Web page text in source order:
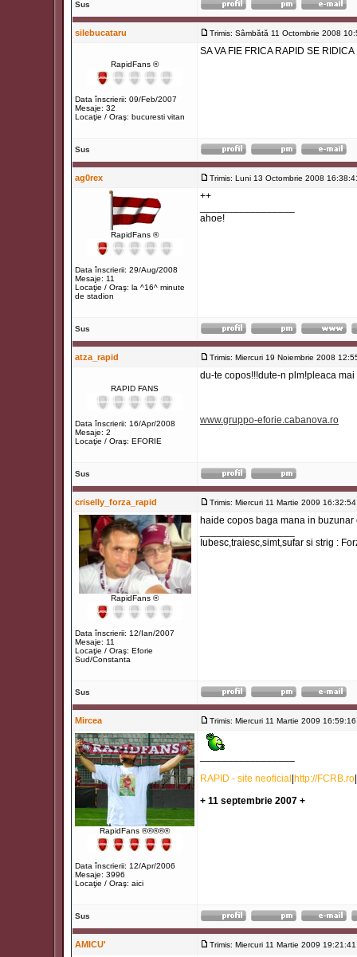
Sus
silebucataru Trimis: Sâmbătă 11 Octombrie 2008
RapidFans ®
Data înscrierii: 09/Feb/2007
Mesaje: 32
Locaţie / Oraş: bucuresti vitan
SA VA FIE FRICA RAPID SE RIDICA
Sus
ag0rex Trimis: Luni 13 Octombrie 2008
RapidFans ®
Data înscrierii: 29/Aug/2008
Mesaje: 11
Locaţie / Oraş: la ^16^ minute
de stadion
++
ahoe!
Sus
atza_rapid Trimis: Miercuri 19 Noiembrie 2008
RAPID FANS
Data înscrierii: 16/Apr/2008
Mesaje: 2
Locaţie / Oraş: EFORIE
du-te copos!!!dute-n plm!pleaca
www.gruppo-eforie.cabanova.ro
Sus
criselly_forza_rapid Trimis: Miercuri 11 Martie 2009 16:32:54
RapidFans ®
Data înscrierii: 12/Ian/2007
Mesaje: 11
Locaţie / Oraş: Eforie
Sud/Constanta
haide copos baga mana in
Iubesc,traiesc,simt,sufar si strig :
Sus
Mircea Trimis: Miercuri 11 Martie 2009 16:59:16
RapidFans ®®®®®
Data înscrierii: 12/Apr/2006
Mesaje: 3996
Locaţie / Oraş: aici
RAPID - site neoficial http://FCRB.ro
+ 11 septembrie 2007 +
Sus
AMICU' Trimis: Miercuri 11 Martie 2009 19:21:41